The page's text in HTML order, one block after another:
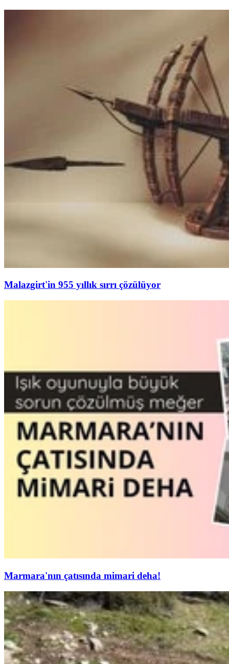
Malazgirt'in 955 yıllık sırrı çözülüyor
Marmara'nın çatısında mimari deha!